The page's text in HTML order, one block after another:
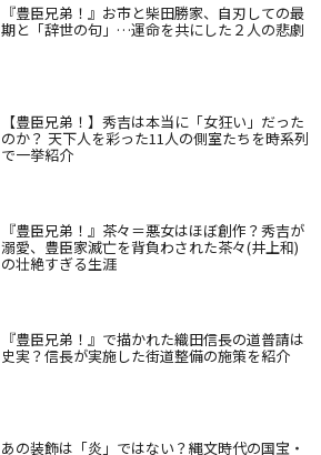
『豊臣兄弟！』お市と柴田勝家、自刃しての最
期と「辞世の句」…運命を共にした２人の悲劇
【豊臣兄弟！】秀吉は本当に「女狂い」だった
のか？ 天下人を彩った11人の側室たちを時系列
で一挙紹介
『豊臣兄弟！』茶々＝悪女はほぼ創作？秀吉が
溺愛、豊臣家滅亡を背負わされた茶々(井上和)
の壮絶すぎる生涯
『豊臣兄弟！』で描かれた織田信長の道普請は
史実？信長が実施した街道整備の施策を紹介
あの装飾は「炎」ではない？縄文時代の国宝・